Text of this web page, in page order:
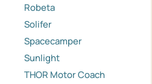
Robeta
Solifer
Spacecamper
Sunlight
THOR Motor Coach